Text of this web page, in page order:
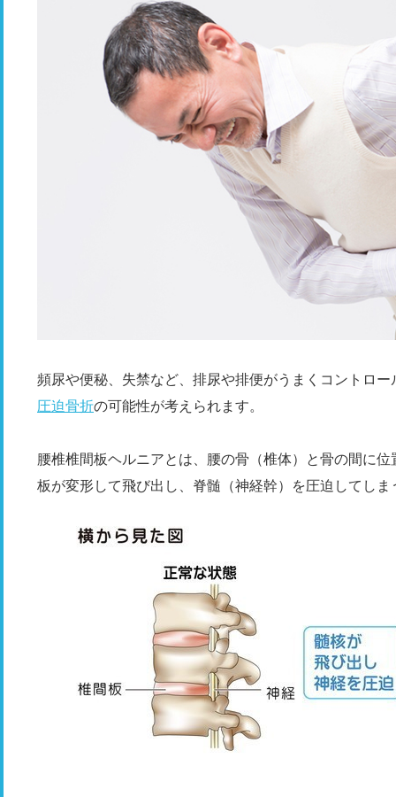
頻尿や便秘、失禁など、排尿や排便がうまくコントロー
圧迫骨折の可能性が考えられます。
腰椎椎間板ヘルニアとは、腰の骨（椎体）と骨の間に
板が変形して飛び出し、脊髄（神経幹）を圧迫してしま